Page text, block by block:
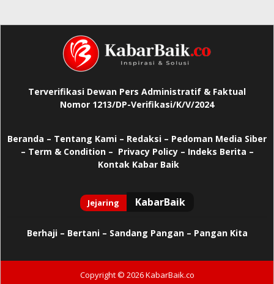
Terverifikasi Dewan Pers Administratif & Faktual
Nomor 1213/DP-Verifikasi/K/V/2024
Beranda – Tentang Kami – Redaksi – Pedoman Media Siber
– Term & Condition – Privacy Policy– Indeks Berita –
Kontak Kabar Baik
Berhaji– Bertani – Sandang Pangan – Pangan Kita